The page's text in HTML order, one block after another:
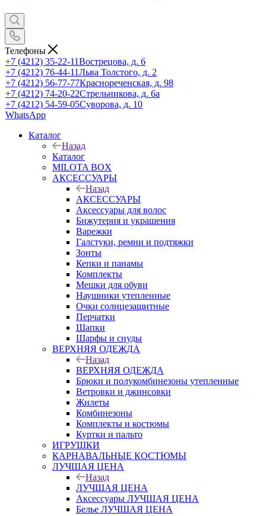
Телефоны
+7 (4212) 35-22-11Вострецова, д. 6
+7 (4212) 76-44-11Льва Толстого, д. 2
+7 (4212) 56-77-77Краснореченская, д. 98
+7 (4212) 74-20-22Стрельникова, д. 6а
+7 (4212) 54-59-05Суворова, д. 10
WhatsApp
Каталог
Назад
Каталог
MILOTA BOX
АКСЕССУАРЫ
Назад
АКСЕССУАРЫ
Аксессуары для волос
Бижутерия и украшения
Варежки
Галстуки, ремни и подтяжки
Зонты
Кепки и панамы
Комплекты
Мешки для обуви
Наушники утепленные
Очки солнцезащитные
Перчатки
Шапки
Шарфы и снуды
ВЕРХНЯЯ ОДЕЖДА
Назад
ВЕРХНЯЯ ОДЕЖДА
Брюки и полукомбинезоны утепленные
Ветровки и джинсовки
Жилеты
Комбинезоны
Комплекты и костюмы
Куртки и пальто
ИГРУШКИ
КАРНАВАЛЬНЫЕ КОСТЮМЫ
ЛУЧШАЯ ЦЕНА
Назад
ЛУЧШАЯ ЦЕНА
Аксессуары ЛУЧШАЯ ЦЕНА
Белье ЛУЧШАЯ ЦЕНА